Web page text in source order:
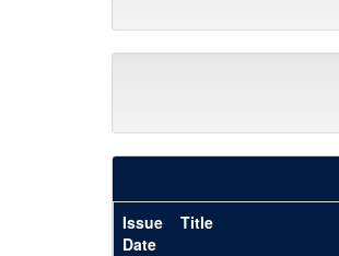
Issue
Date
Title